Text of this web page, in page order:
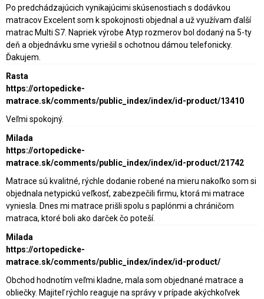
Po predchádzajúcich vynikajúcimi skúsenostiach s dodávkou
matracov Excelent som k spokojnosti objednal a už využívam ďalší
matrac Multi S7. Napriek výrobe Atyp rozmerov bol dodaný na 5-ty
deň a objednávku sme vyriešil s ochotnou dámou telefonicky.
Ďakujem.
Rasta
https://ortopedicke-
matrace.sk/comments/public_index/index/id-product/13410
Veľmi spokojný.
Milada
https://ortopedicke-
matrace.sk/comments/public_index/index/id-product/21742
Matrace sú kvalitné, rýchle dodanie robené na mieru nakoľko som si
objednala netypickú veľkosť, zabezpečili firmu, ktorá mi matrace
vyniesla. Dnes mi matrace prišli spolu s paplónmi a chráničom
matraca, ktoré boli ako darček čo poteší.
Milada
https://ortopedicke-
matrace.sk/comments/public_index/index/id-product/
Obchod hodnotím veľmi kladne, mala som objednané matrace a
obliečky. Majiteľ rýchlo reaguje na správy v prípade akýchkoľvek